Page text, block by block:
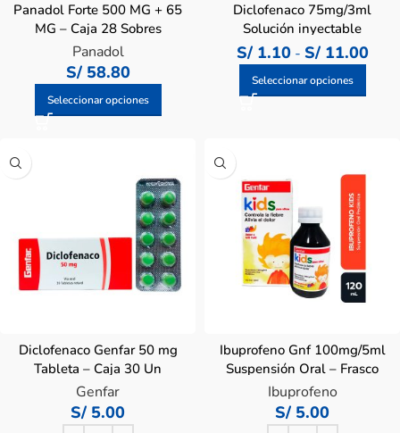
Panadol Forte 500 MG + 65
MG – Caja 28 Sobres
Panadol
S/58.80
Seleccionar opciones
Diclofenaco 75mg/3ml
Solución inyectable
S/1.10 - S/11.00
Seleccionar opciones
Diclofenaco Genfar 50 mg
Tableta – Caja 30 Un
Genfar
S/ 5.00
Ibuprofeno Gnf 100mg/5ml
Suspensión Oral – Frasco
120 ML
Ibuprofeno
S/ 5.00